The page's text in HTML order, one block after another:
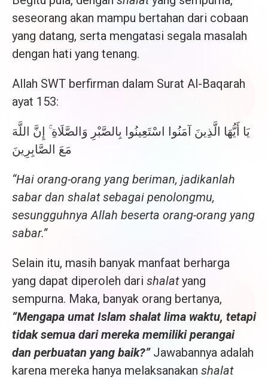
seseorang akan mampu bertahan dari cobaan
yang datang, serta mengatasi segala masalah
dengan hati yang tenang.
Allah SWT berfirman dalam Surat Al-Baqarah
ayat 153:
يَا أَيُّهَا الَّذِينَ آمَنُوا اسْتَعِينُوا بِالصَّبْرِ وَالصَّلَاةِ ۚ إِنَّ اللَّهَ
مَعَ الصَّابِرِينَ
“Hai orang-orang yang beriman, jadikanlah
sabar dan shalat sebagai penolongmu,
sesungguhnya Allah beserta orang-orang yang
sabar.”
Selain itu, masih banyak manfaat berharga
yang dapat diperoleh dari shalatyang
sempurna. Maka, banyak orang bertanya,
“Mengapa umat Islam shalat lima waktu, tetapi
tidak semua dari mereka memiliki perangai
dan perbuatan yang baik?” Jawabannya adalah
karena mereka hanya melaksanakan shalat